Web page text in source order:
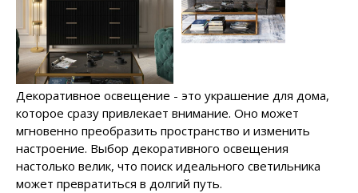
Декоративное освещение - это украшение для дома,
которое сразу привлекает внимание. Оно может
мгновенно преобразить пространство и изменить
настроение. Выбор декоративного освещения
настолько велик, что поиск идеального светильника
может превратиться в долгий путь.